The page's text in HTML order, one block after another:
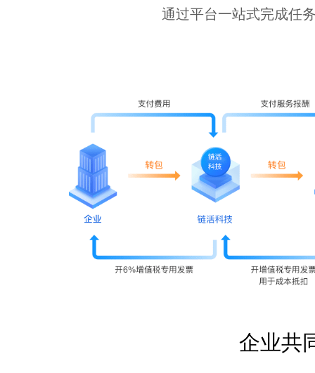
通过平台一站式完成任
企业共